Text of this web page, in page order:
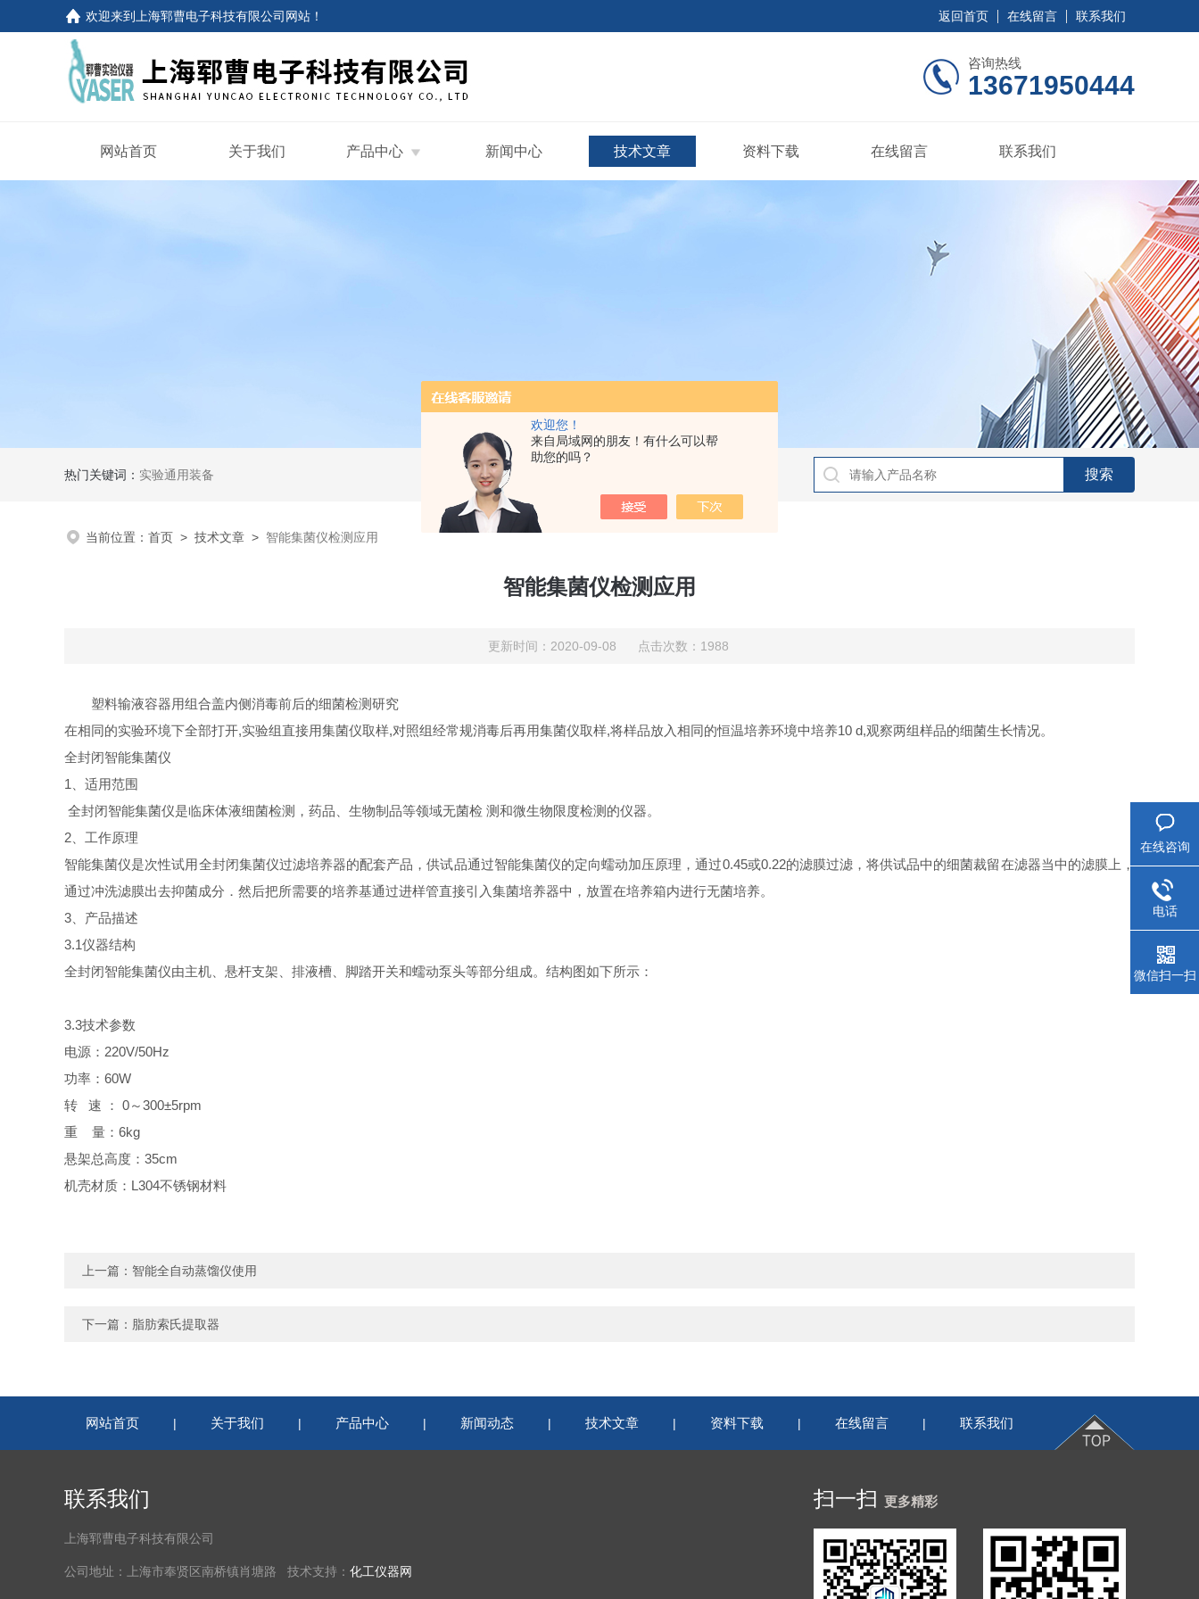
欢迎您！
来自局域网的朋友！有什么可以帮
助您的吗？
欢迎来到 上海郓曹电子科技有限公司网站 ！ 返回首页 在线留言 联系我们
咨询热线
13671950444
网站首页 关于我们 产品中心 新闻中心 技术文章 资料下载 在线留言 联系我们
热门关键词： 实验通用装备
当前位置： 首页 > 技术文章 > 智能集菌仪检测应用
智能集菌仪检测应用
更新时间：2020-09-08 点击次数：1988
塑料输液容器用组合盖内侧消毒前后的细菌检测研究
在相同的实验环境下全部打开,实验组直接用集菌仪取样,对照组经常规消毒后再用集菌仪取样,将样品放入相同的恒温培养环境中培养10 d,观察两组样品的细菌生长情况。
全封闭智能集菌仪
1、适用范围
全封闭智能集菌仪是临床体液细菌检测，药品、生物制品等领域无菌检 测和微生物限度检测的仪器。
2、工作原理
智能集菌仪是次性试用全封闭集菌仪过滤培养器的配套产品，供试品通过智能集菌仪的定向蠕动加压原理，通过0.45或0.22的滤膜过滤，将供试品中的细菌裁留在滤器当中的滤膜上，
通过冲洗滤膜出去抑菌成分．然后把所需要的培养基通过进样管直接引入集菌培养器中，放置在培养箱内进行无菌培养。
3、产品描述
3.1仪器结构
全封闭智能集菌仪由主机、悬杆支架、排液槽、脚踏开关和蠕动泵头等部分组成。结构图如下所示：
3.3技术参数
电源：220V/50Hz
功率：60W
转 速 ： 0～300±5rpm
重 量：6kg
悬架总高度：35cm
机壳材质：L304不锈钢材料
上一篇： 智能全自动蒸馏仪使用
下一篇： 脂肪索氏提取器
网站首页 | 关于我们 | 产品中心 | 新闻动态 | 技术文章 | 资料下载 | 在线留言 | 联系我们
联系我们
上海郓曹电子科技有限公司
公司地址：上海市奉贤区南桥镇肖塘路 技术支持： 化工仪器网
扫一扫 更多精彩
在线咨询
电话
微信扫一扫